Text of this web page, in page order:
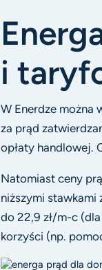
i
W Enerdze
za prąd
opłaty handlowej.
Natomiast ceny
niższymi stawkami
do 22,9 zł/m-c
korzyści (np.